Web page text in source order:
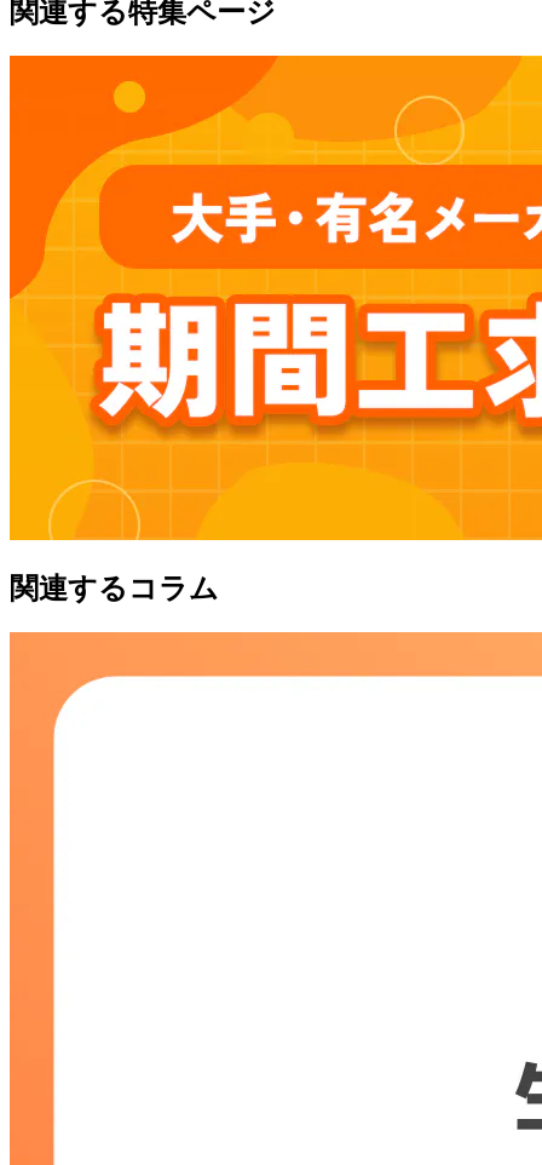
関連する特集ページ
関連するコラム